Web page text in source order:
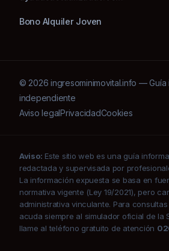
Bono Alquiler Joven
© 2026 ingresominimovital.info — Guía
independiente
Aviso legalPrivacidadCookies
Aviso: Este sitio web es una guía
redactada y supervisada por
La información expuesta se basa en
normativa vigente (Ley 19/2021), pero
administrativa vinculante. Para
acuda siempre al simulador oficial de la
llame al teléfono gratuito de atención